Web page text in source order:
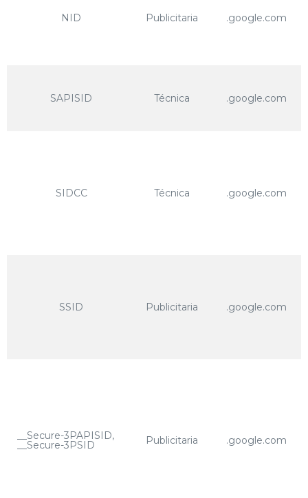
NID Publicitaria .google.com
SAPISID Técnica .google.com
SIDCC Técnica .google.com
SSID Publicitaria .google.com
__Secure-3PAPISID,
__Secure-3PSID Publicitaria .google.com